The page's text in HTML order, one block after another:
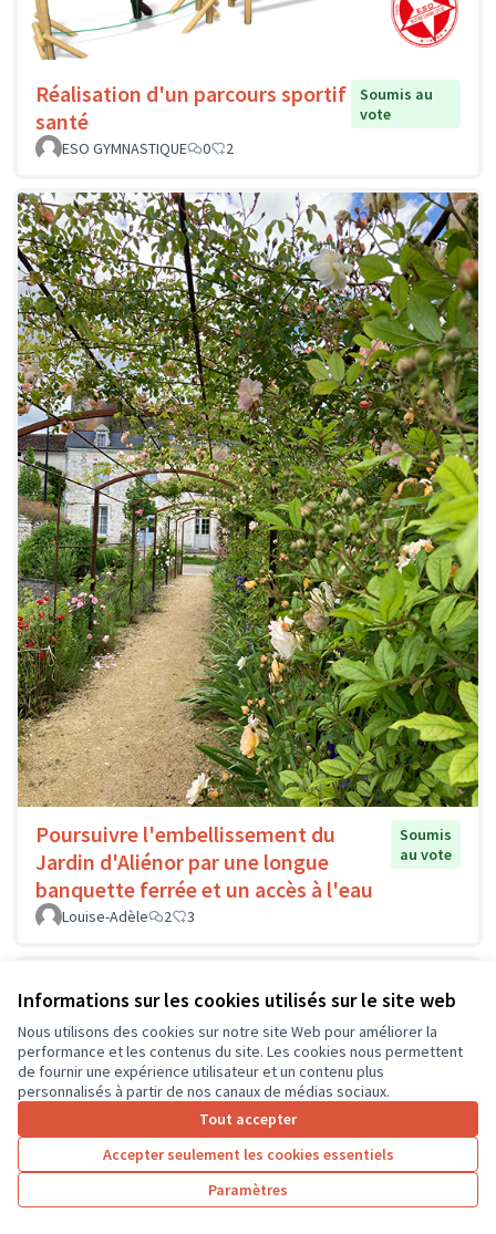
Informations sur les cookies utilisés sur le site web
Nous utilisons des cookies sur notre site Web pour améliorer la
performance et les contenus du site. Les cookies nous permettent
de fournir une expérience utilisateur et un contenu plus
personnalisés à partir de nos canaux de médias sociaux.
Tout accepter
Accepter seulement les cookies essentiels
Paramètres
Réalisation d'un parcours sportif
santé
Soumis au
vote
ESO GYMNASTIQUE
0 2
Poursuivre l'embellissement du
Jardin d'Aliénor par une longue
banquette ferrée et un accès à l'eau
Soumis
au vote
Louise-Adèle 2 3